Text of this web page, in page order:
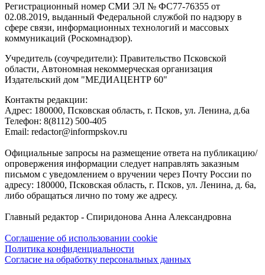
Регистрационный номер СМИ ЭЛ № ФС77-76355 от
02.08.2019, выданный Федеральной службой по надзору в
сфере связи, информационных технологий и массовых
коммуникаций (Роскомнадзор).
Учредитель (соучредители): Правительство Псковской
области, Автономная некоммерческая организация
Издательский дом "МЕДИАЦЕНТР 60"
Контакты редакции:
Адреc: 180000, Псковская область, г. Псков, ул. Ленина, д.6а
Телефон: 8(8112) 500-405
Email: redactor@informpskov.ru
Официальные запросы на размещение ответа на публикацию/
опровержения информации следует направлять заказным
письмом с уведомлением о вручении через Почту России по
адресу: 180000, Псковская область, г. Псков, ул. Ленина, д. 6а,
либо обращаться лично по тому же адресу.
Главный редактор - Спиридонова Анна Александровна
Соглашение об использовании cookie
Политика конфиденциальности
Согласие на обработку персональных данных